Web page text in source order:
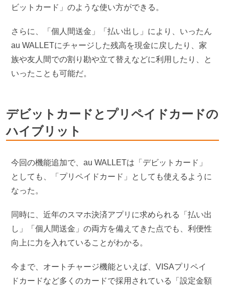
ビットカード」のような使い方ができる。
さらに、「個人間送金」「払い出し」により、いったん
au WALLETにチャージした残高を現金に戻したり、家
族や友人間での割り勘や立て替えなどに利用したり、と
いったことも可能だ。
デビットカードとプリペイドカードの
ハイブリット
今回の機能追加で、au WALLETは「デビットカード」
としても、「プリペイドカード」としても使えるように
なった。
同時に、近年のスマホ決済アプリに求められる「払い出
し」「個人間送金」の両方を備えてきた点でも、利便性
向上に力を入れていることがわかる。
今まで、オートチャージ機能といえば、VISAプリペイ
ドカードなど多くのカードで採用されている「設定金額